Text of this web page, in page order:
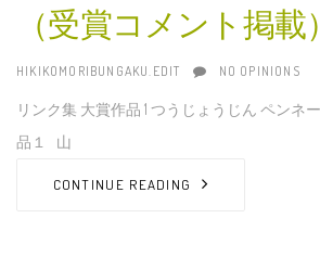
（受賞コメント掲載）
AUTHOR
HIKIKOMORIBUNGAKU.EDIT NO OPINIONS
リンク集 大賞作品 1 つうじょうじん ペンネ
品１ 山
CONTINUE READING